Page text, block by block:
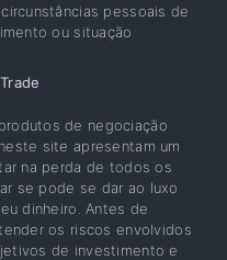
pessoais de
ou situação
de negociação
site apresentam um
na perda de todos os
se pode se dar ao luxo
dinheiro. Antes de
os riscos envolvidos
de investimento e